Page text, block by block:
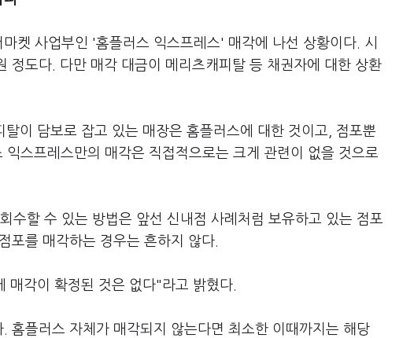
켓 사업부인 '홈플러스 익스프레스' 매각에 나선 상황이다. 시
도다. 다만 매각 대금이 메리츠캐피탈 등 채권자에 대한 상환
이 담보로 잡고 있는 매장은 홈플러스에 대한 것이고, 점포뿐
스프레스만의 매각은 직접적으로는 크게 관련이 없을 것으로
수할 수 있는 방법은 앞선 신내점 사례처럼 보유하고 있는 점포
포를 매각하는 경우는 흔하지 않다.
매각이 확정된 것은 없다"라고 밝혔다.
플러스 자체가 매각되지 않는다면 최소한 이때까지는 해당